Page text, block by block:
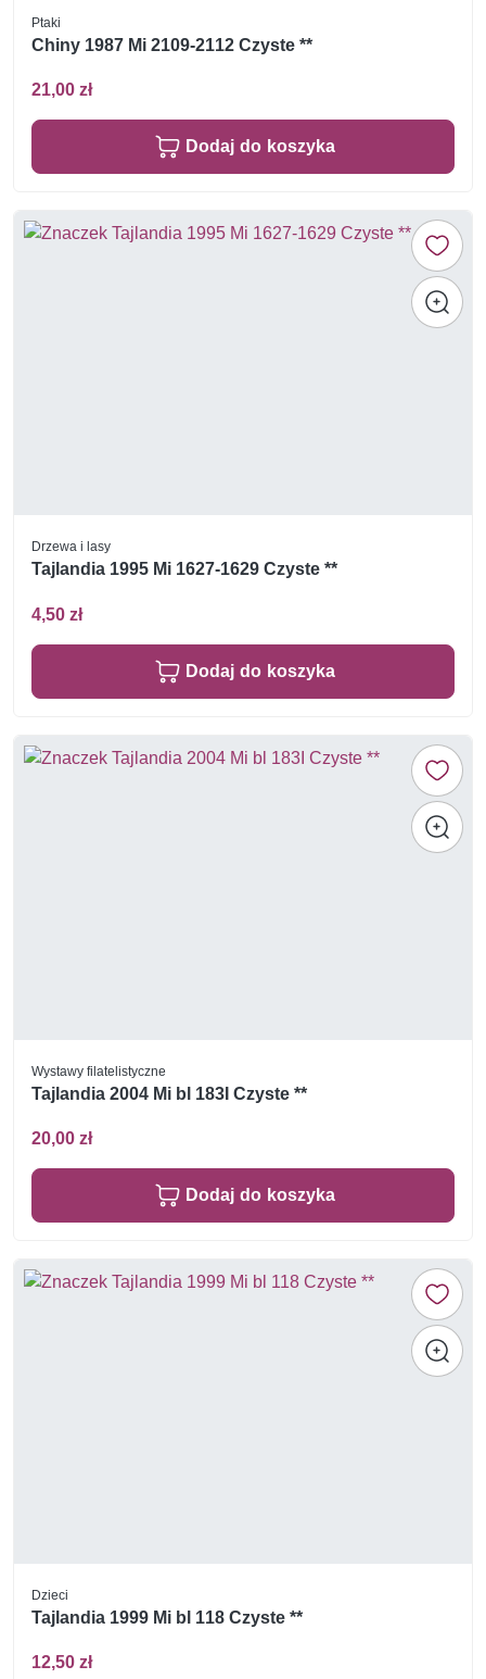
Ptaki
Chiny 1987 Mi 2109-2112 Czyste **
21,00 zł
Dodaj do koszyka
Drzewa i lasy
Tajlandia 1995 Mi 1627-1629 Czyste **
4,50 zł
Dodaj do koszyka
Wystawy filatelistyczne
Tajlandia 2004 Mi bl 183I Czyste **
20,00 zł
Dodaj do koszyka
Dzieci
Tajlandia 1999 Mi bl 118 Czyste **
12,50 zł